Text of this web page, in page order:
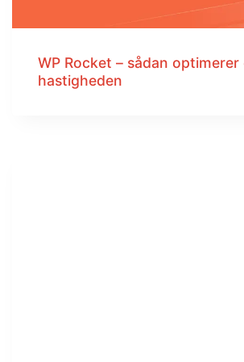
WP Rocket – sådan optimerer
hastigheden